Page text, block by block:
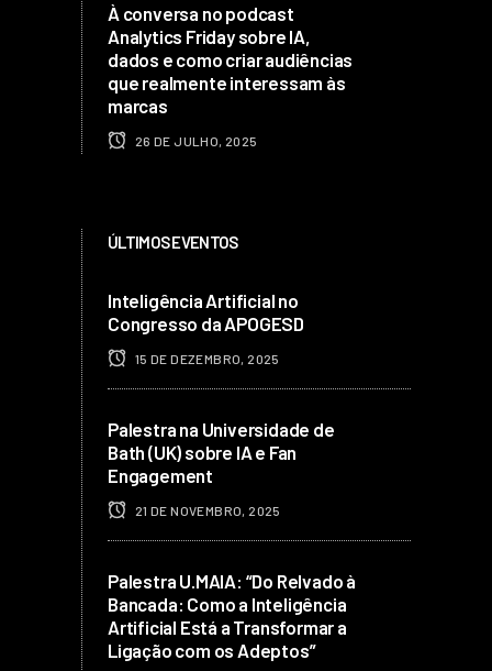
À conversa no podcast
Analytics Friday sobre IA,
dados e como criar audiências
que realmente interessam às
marcas
26 DE JULHO, 2025
ÚLTIMOS EVENTOS
Inteligência Artificial no
Congresso da APOGESD
15 DE DEZEMBRO, 2025
Palestra na Universidade de
Bath (UK) sobre IA e Fan
Engagement
21 DE NOVEMBRO, 2025
Palestra U.MAIA: “Do Relvado à
Bancada: Como a Inteligência
Artificial Está a Transformar a
Ligação com os Adeptos”